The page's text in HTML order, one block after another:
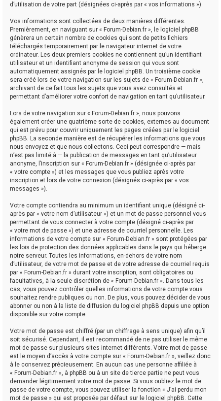
d’utilisation de votre part (désignées ci-après par « vos informations »).
Vos informations sont collectées de deux manières différentes.
Premièrement, en naviguant sur « Forum-Debian.fr », le logiciel phpBB
génèrera un certain nombre de cookies qui sont de petits fichiers
téléchargés temporairement par le navigateur internet de votre
ordinateur. Les deux premiers cookies ne contiennent qu’un identifiant
utilisateur et un identifiant anonyme de session qui vous sont
automatiquement assignés par le logiciel phpBB. Un troisième cookie
sera créé lors de votre navigation sur les sujets de « Forum-Debian.fr »,
archivant de ce fait tous les sujets que vous avez consultés et
permettant d’améliorer votre confort de navigation en tant qu’utilisateur.
Lors de votre navigation sur « Forum-Debian.fr », nous pouvons
également créer une quatrième sorte de cookies, externes au document
qui est prévu pour couvrir uniquement les pages créées par le logiciel
phpBB. La seconde manière est de récupérer les informations que vous
nous envoyez et que nous collectons. Ceci peut correspondre — mais
n’est pas limité à — la publication de messages en tant qu’utilisateur
anonyme, l’inscription sur « Forum-Debian.fr » (désignée ci-après par
« votre compte ») et les messages que vous publiez après votre
inscription et lors de votre connexion (désignés ci-après par « vos
messages »).
Votre compte contiendra au minimum un identifiant unique (désigné ci-
après par « votre nom d’utilisateur ») et un mot de passe personnel vous
permettant de vous connecter à votre compte (désigné ci-après par
« votre mot de passe ») et une adresse de courriel personnelle. Les
informations de votre compte sur « Forum-Debian.fr » sont protégées par
les lois de protection des données applicables dans le pays qui héberge
notre serveur. Toutes les informations, en-dehors de votre nom
d’utilisateur, de votre mot de passe et de votre adresse de courriel requis
par « Forum-Debian.fr » durant votre inscription, sont obligatoires ou
facultatives, à la seule discrétion de « Forum-Debian.fr ». Dans tous les
cas, vous pouvez contrôler quelles informations de votre compte vous
souhaitez rendre publiques ou non. De plus, vous pouvez décider de vous
abonner ou non à la liste de diffusion du logiciel phpBB depuis une option
disponible sur votre compte.
Votre mot de passe est chiffré (par un chiffrage à sens unique) afin qu’il
soit sécurisé. Cependant, il est recommandé de ne pas utiliser le même
mot de passe sur plusieurs sites internet différents. Votre mot de passe
est le moyen d’accès à votre compte sur « Forum-Debian.fr », veillez donc
à le conservez précieusement. En aucun cas une personne affiliée à
« Forum-Debian.fr », à phpBB ou à un site de tierce partie ne peut vous
demander légitimement votre mot de passe. Si vous oubliez le mot de
passe de votre compte, vous pouvez utiliser la fonction « J’ai perdu mon
mot de passe » qui est proposée par défaut sur le logiciel phpBB. Cette